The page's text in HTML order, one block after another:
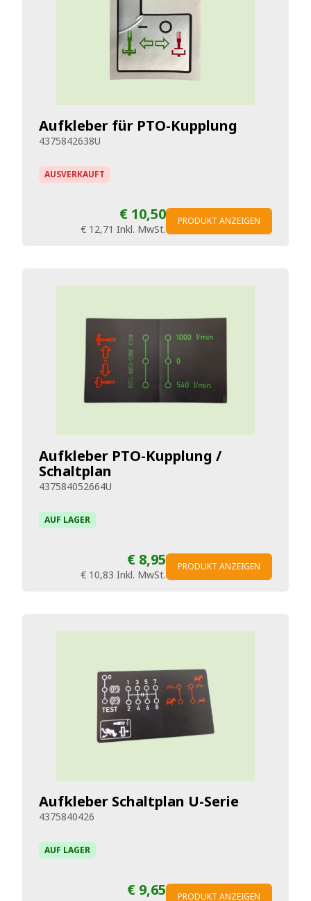
Aufkleber für PTO-Kupplung
4375842638U
AUSVERKAUFT
€ 10,50
€ 12,71 Inkl. MwSt.
PRODUKT ANZEIGEN
Aufkleber PTO-Kupplung /
Schaltplan
437584052664U
AUF LAGER
€ 8,95
€ 10,83 Inkl. MwSt.
PRODUKT ANZEIGEN
Aufkleber Schaltplan U-Serie
4375840426
AUF LAGER
€ 9,65 PRODUKT ANZEIGEN